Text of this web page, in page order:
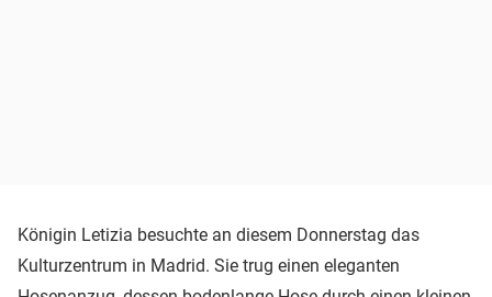
Königin Letizia besuchte an diesem Donnerstag das
Kulturzentrum in Madrid. Sie trug einen eleganten